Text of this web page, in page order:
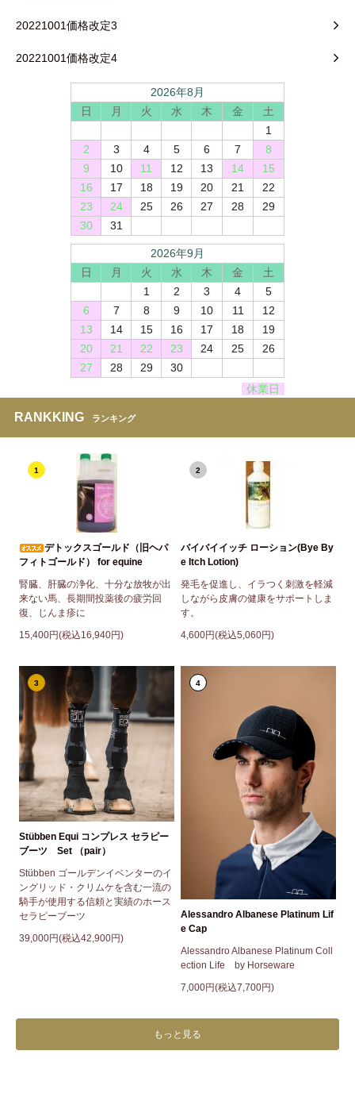
20221001価格改定3
20221001価格改定4
2026年8月
日
月 火 水 木 金
土
1
2
3 4 5 6 7
8
9
10 11 12 13 14
15
16
17 18 19 20 21
22
23
24 25 26 27 28
29
30
31
2026年9月
日
月 火 水 木 金
土
1
2 3 4
5
6
7 8 9 10 11
12
13
14 15 16 17 18
19
20
21 22 23 24 25
26
27
28 29
30
休業日
RANKKING ランキング
1
デトックスゴールド（旧ヘパ
フィトゴールド） for equine
腎臓、肝臓の浄化、十分な放牧が出
来ない馬、長期間投薬後の疲労回
復、じんま疹に
15,400円(税込16,940円)
2
バイバイイッチ ローション(Bye By
e Itch Lotion)
発毛を促進し、イラつく刺激を軽減
しながら皮膚の健康をサポートしま
す。
4,600円(税込5,060円)
3
Stübben Equi コンプレス セラピー
ブーツ Set （pair）
Stübben ゴールデンイベンターのイ
ングリッド・クリムケを含む一流の
騎手が使用する信頼と実績のホース
セラピーブーツ
39,000円(税込42,900円)
4
Alessandro Albanese Platinum Lif
e Cap
Alessandro Albanese Platinum Coll
ection Life by Horseware
7,000円(税込7,700円)
もっと見る